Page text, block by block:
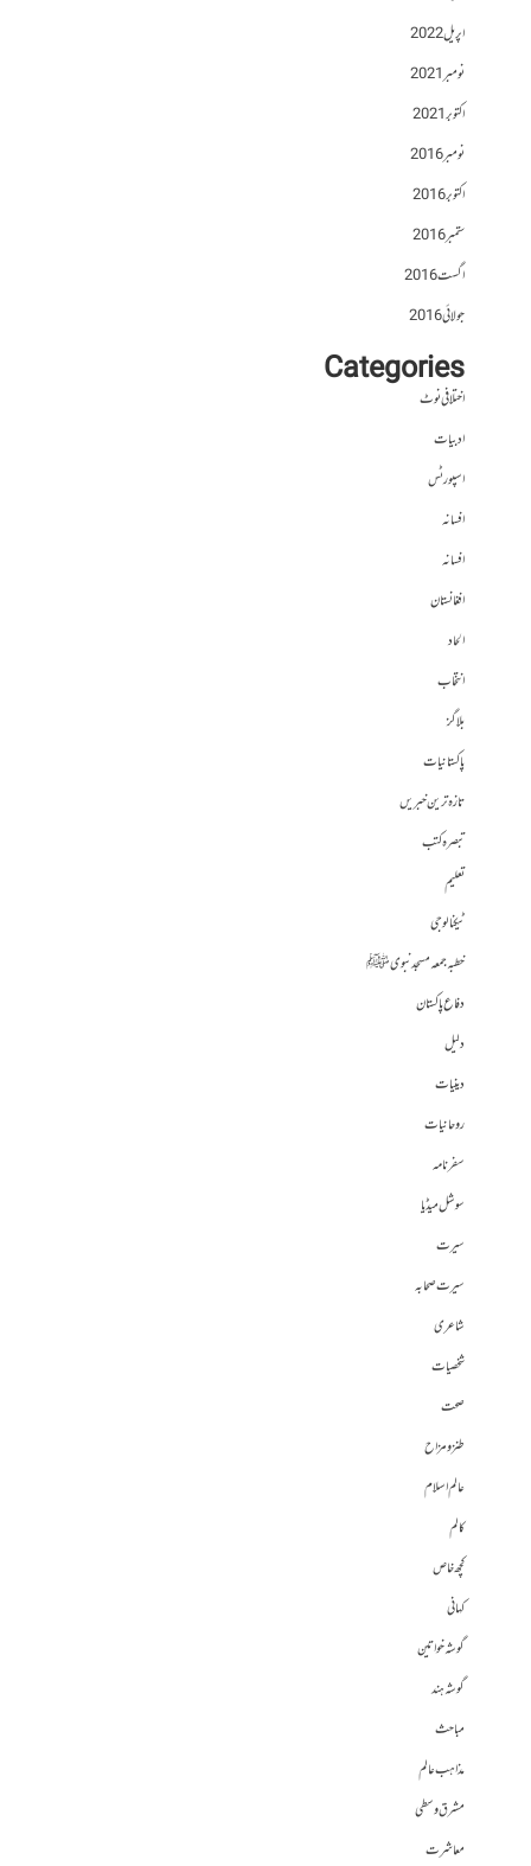
اپریل 2022
نومبر 2021
اکتوبر 2021
نومبر 2016
اکتوبر 2016
ستمبر 2016
اگست 2016
جولائی 2016
Categories
اختلافی نوٹ
ادبیات
اسپورٹس
افسانہ
افسانہ
افغانستان
الحاد
انتخاب
بلاگز
پاکستانیات
تازہ ترین خبریں
تبصرہ کتب
تعلیم
ٹیکنالوجی
خطبہ جمعہ مسجد نبوی ﷺ
دفاع پاکستان
دلیل
دینیات
روحانیات
سفرنامہ
سوشل میڈیا
سیرت
سیرت صحابہ
شاعری
شخصیات
صحت
طنز و مزاح
عالم اسلام
کالم
کچھ خاص
کہانی
گوشہ خواتین
گوشہ ہند
مباحث
مذاہب عالم
مشرق وسطی
معاشرت